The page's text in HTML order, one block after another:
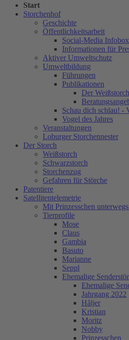
Start
Storchenhof
Geschichte
Öffentlichkeitsarbeit
Social-Media Infobox
Informationen für
Aktiver Umweltschutz
Umweltbildung
Führungen
Publikationen
Der
Schau dich schlau! -
Vogel des Jahres
Veranstaltungen
Loburger Storchennester
Der Storch
Weißstorch
Schwarzstorch
Storchenzug
Gefahren für Störche
Patentiere
Satellitentelemetrie
Mit Prinzesschen
Tierprofile
Mose
Claus
Gambia
Basuto
Marianne
Seppl
Ehemalige
Ehemalige
Jahrgang 2022
Håljer
Kristian
Moritz
Nobby
Prinzesschen